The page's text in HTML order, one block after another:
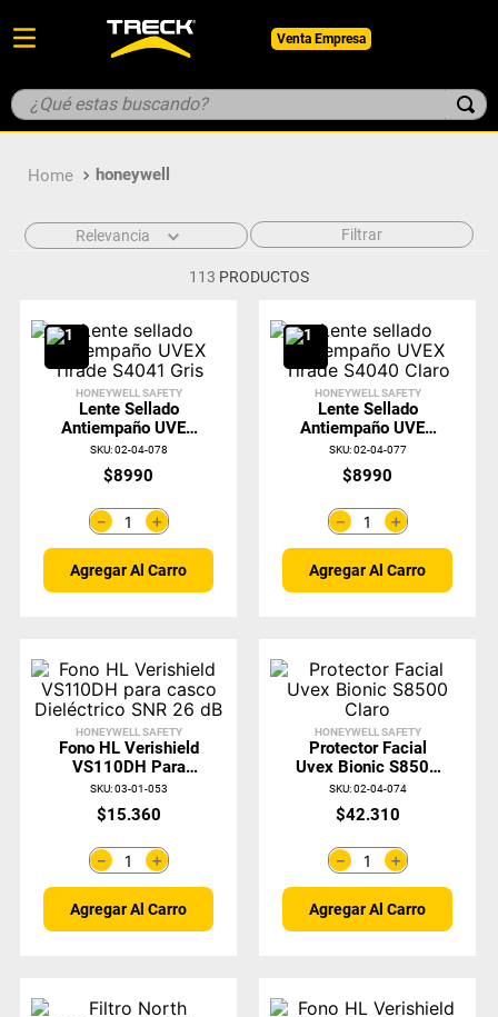
Venta Empresa
¿Qué estas buscando?
honeywell
Relevancia Filtrar
113 PRODUCTOS
HONEYWELL SAFETY
Lente Sellado
Antiempaño UVEX
Tirade S4041 Gris
SKU:02-04-078
$8990
＋
－
Agregar Al Carro
HONEYWELL SAFETY
Lente Sellado
Antiempaño UVEX
Tirade S4040 Claro
SKU:02-04-077
$8990
＋
－
Agregar Al Carro
HONEYWELL SAFETY
Fono HL Verishield
VS110DH Para
Casco Dieléctrico
SNR 26 DB
SKU:03-01-053
$15.360
＋
－
Agregar Al Carro
HONEYWELL SAFETY
Protector Facial
Uvex Bionic S8500
Claro
SKU:02-04-074
$42.310
＋
－
Agregar Al Carro
casco